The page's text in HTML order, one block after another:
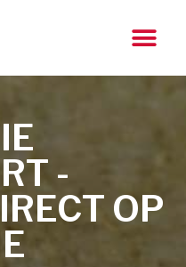
-
OP